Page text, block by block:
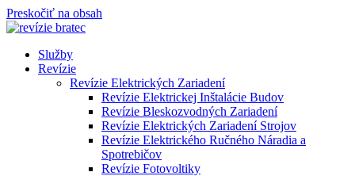
Preskočiť na obsah
Služby
Revízie
Revízie Elektrických Zariadení
Revízie Elektrickej Inštalácie Budov
Revízie Bleskozvodných Zariadení
Revízie Elektrických Zariadení Strojov
Revízie Elektrického Ručného Náradia a
Spotrebičov
Revízie Fotovoltiky